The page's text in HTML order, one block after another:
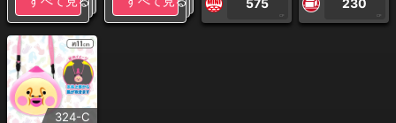
575
CP
230
CP
324-C